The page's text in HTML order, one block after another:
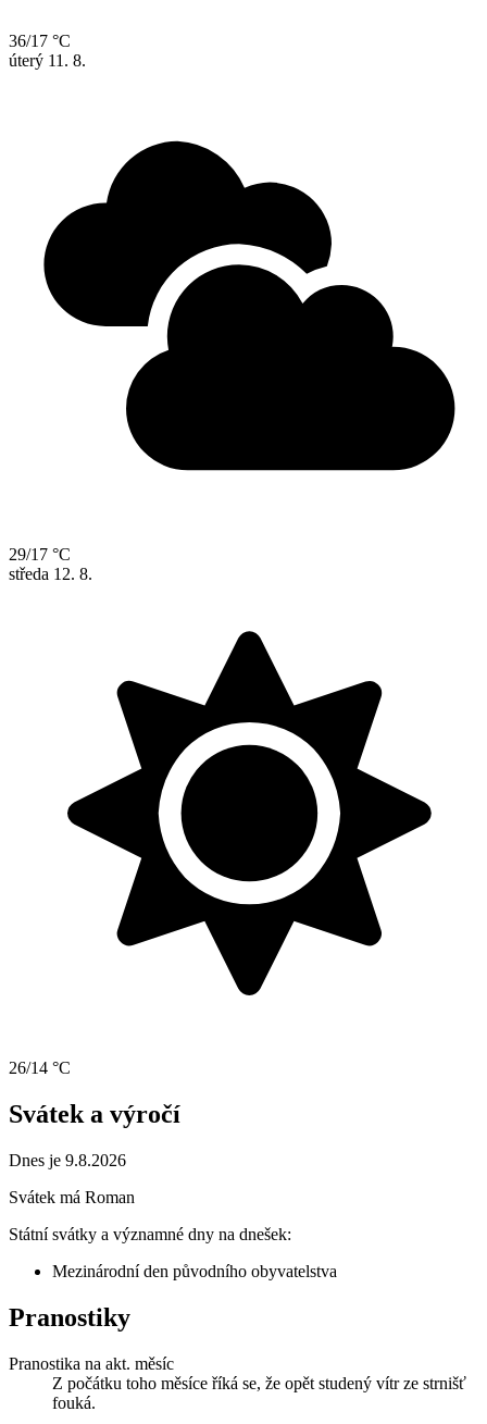
36/17 °C
úterý 11. 8.
29/17 °C
středa 12. 8.
26/14 °C
Svátek a výročí
Dnes je 9.8.2026
Svátek má Roman
Státní svátky a významné dny na dnešek:
Mezinárodní den původního obyvatelstva
Pranostiky
Pranostika na akt. měsíc
Z počátku toho měsíce říká se, že opět studený vítr ze strnišť
fouká.